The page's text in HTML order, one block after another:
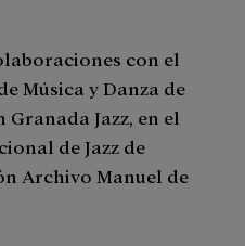
con el
Música y Danza de
Jazz, en el
de Jazz de
Archivo Manuel de